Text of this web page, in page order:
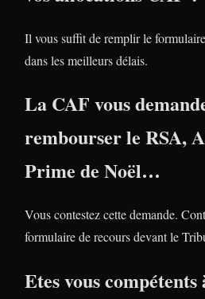
Il vous suffit de remplir le
dans les meilleurs délais.
La CAF vous
rembourser le RSA,
Prime de Noël…
Vous contestez cette demande.
formulaire de recours devant le
Etes vous compétents